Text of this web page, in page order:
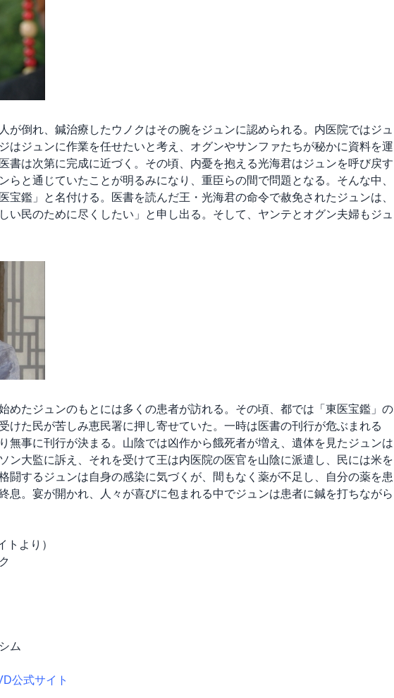
が倒れ、鍼治療したウノクはその腕をジュンに認められる。内医院ではジュ
はジュンに作業を任せたいと考え、オグンやサンファたちが秘かに資料を運
書は次第に完成に近づく。その頃、内憂を抱える光海君はジュンを呼び戻す
らと通じていたことが明るみになり、重臣らの間で問題となる。そんな中、
宝鑑」と名付ける。医書を読んだ王・光海君の命令で赦免されたジュンは、
い民のために尽くしたい」と申し出る。そして、ヤンテとオグン夫婦もジュ
めたジュンのもとには多くの患者が訪れる。その頃、都では「東医宝鑑」の
けた民が苦しみ恵民署に押し寄せていた。一時は医書の刊行が危ぶまれる
無事に刊行が決まる。山陰では凶作から餓死者が増え、遺体を見たジュンは
ン大監に訴え、それを受けて王は内医院の医官を山陰に派遣し、民には米を
闘するジュンは自身の感染に気づくが、間もなく薬が不足し、自分の薬を患
息。宴が開かれ、人々が喜びに包まれる中でジュンは患者に鍼を打ちながら
トより）
ム
公式サイト